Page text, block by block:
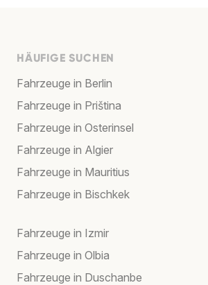
HÄUFIGE SUCHEN
Fahrzeuge in Berlin
Fahrzeuge in Priština
Fahrzeuge in Osterinsel
Fahrzeuge in Algier
Fahrzeuge in Mauritius
Fahrzeuge in Bischkek
Fahrzeuge in Izmir
Fahrzeuge in Olbia
Fahrzeuge in Duschanbe